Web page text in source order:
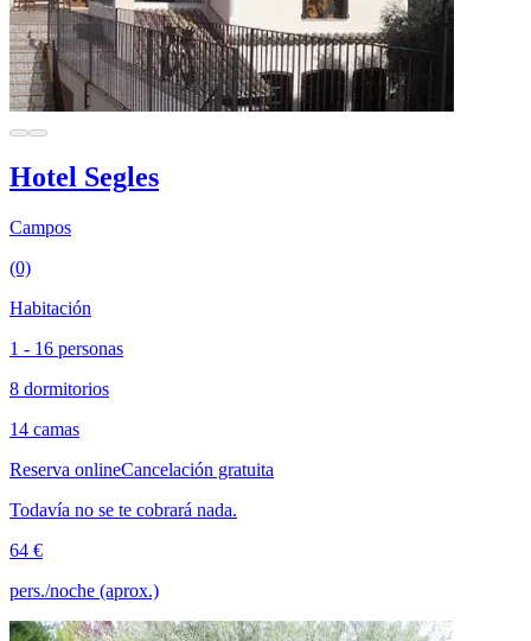
Hotel Segles
Campos
(0)
Habitación
1 - 16 personas
8 dormitorios
14 camas
Reserva onlineCancelación gratuita
Todavía no se te cobrará nada.
64 €
pers./noche (aprox.)